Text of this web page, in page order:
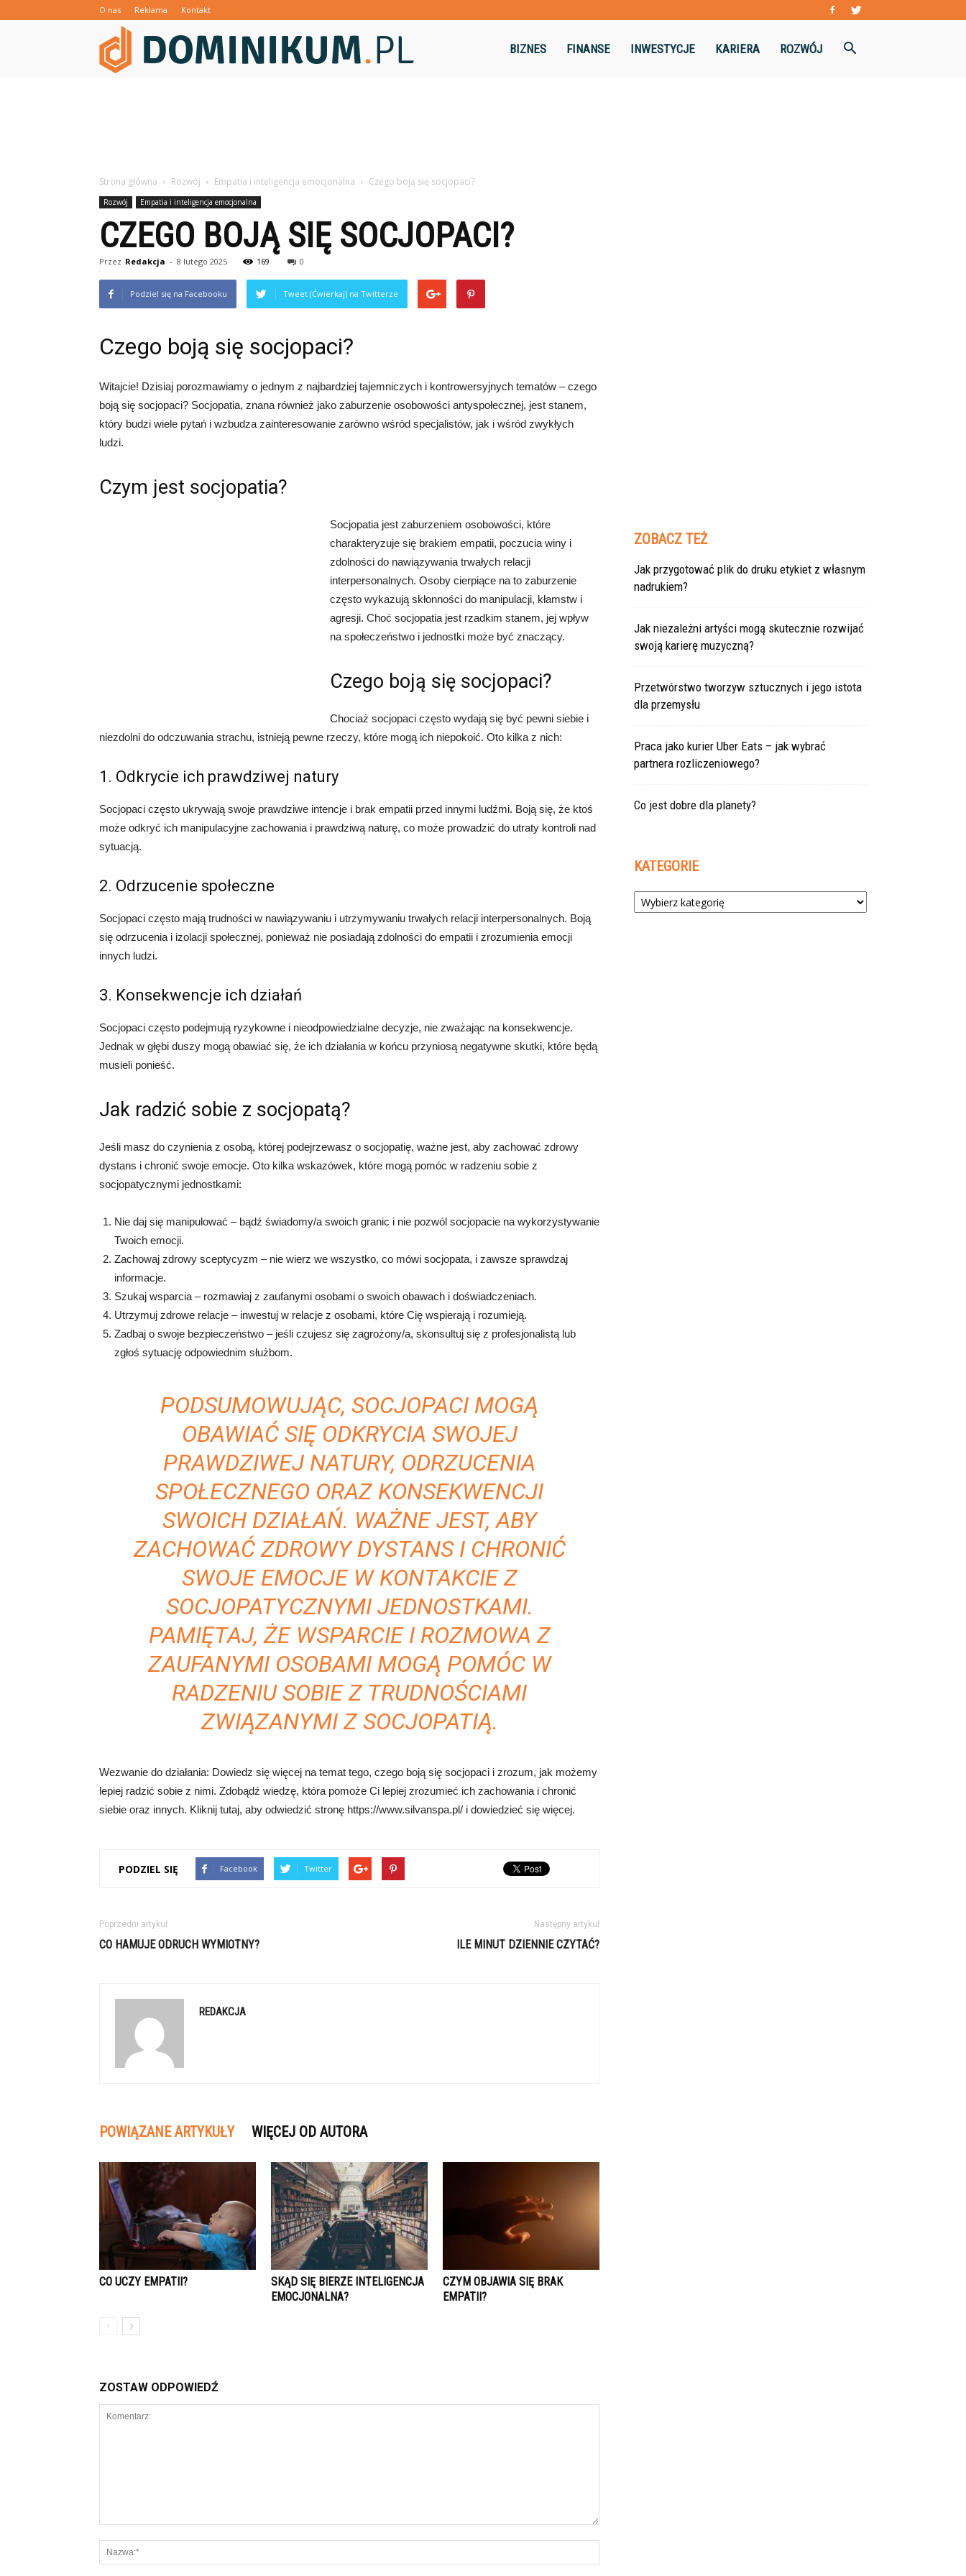
O nas Reklama Kontakt
BIZNES FINANSE INWESTYCJE KARIERA ROZWÓJ
Strona główna Rozwój Empatia i inteligencja emocjonalna Czego boją się socjopaci?
Rozwój Empatia i inteligencja emocjonalna
CZEGO BOJĄ SIĘ SOCJOPACI?
Przez Redakcja - 8 lutego 2025 169 0
Podziel się na Facebooku Tweet (Ćwierkaj) na Twitterze
Czego boją się socjopaci?
Witajcie! Dzisiaj porozmawiamy o jednym z najbardziej tajemniczych i kontrowersyjnych tematów – czego
boją się socjopaci? Socjopatia, znana również jako zaburzenie osobowości antyspołecznej, jest stanem,
który budzi wiele pytań i wzbudza zainteresowanie zarówno wśród specjalistów, jak i wśród zwykłych
ludzi.
Czym jest socjopatia?
Socjopatia jest zaburzeniem osobowości, które
charakteryzuje się brakiem empatii, poczucia winy i
zdolności do nawiązywania trwałych relacji
interpersonalnych. Osoby cierpiące na to zaburzenie
często wykazują skłonności do manipulacji, kłamstw i
agresji. Choć socjopatia jest rzadkim stanem, jej wpływ
na społeczeństwo i jednostki może być znaczący.
Czego boją się socjopaci?
Chociaż socjopaci często wydają się być pewni siebie i
niezdolni do odczuwania strachu, istnieją pewne rzeczy, które mogą ich niepokoić. Oto kilka z nich:
1. Odkrycie ich prawdziwej natury
Socjopaci często ukrywają swoje prawdziwe intencje i brak empatii przed innymi ludźmi. Boją się, że ktoś
może odkryć ich manipulacyjne zachowania i prawdziwą naturę, co może prowadzić do utraty kontroli nad
sytuacją.
2. Odrzucenie społeczne
Socjopaci często mają trudności w nawiązywaniu i utrzymywaniu trwałych relacji interpersonalnych. Boją
się odrzucenia i izolacji społecznej, ponieważ nie posiadają zdolności do empatii i zrozumienia emocji
innych ludzi.
3. Konsekwencje ich działań
Socjopaci często podejmują ryzykowne i nieodpowiedzialne decyzje, nie zważając na konsekwencje.
Jednak w głębi duszy mogą obawiać się, że ich działania w końcu przyniosą negatywne skutki, które będą
musieli ponieść.
Jak radzić sobie z socjopatą?
Jeśli masz do czynienia z osobą, której podejrzewasz o socjopatię, ważne jest, aby zachować zdrowy
dystans i chronić swoje emocje. Oto kilka wskazówek, które mogą pomóc w radzeniu sobie z
socjopatycznymi jednostkami:
Nie daj się manipulować – bądź świadomy/a swoich granic i nie pozwól socjopacie na wykorzystywanie
Twoich emocji.
Zachowaj zdrowy sceptycyzm – nie wierz we wszystko, co mówi socjopata, i zawsze sprawdzaj
informacje.
Szukaj wsparcia – rozmawiaj z zaufanymi osobami o swoich obawach i doświadczeniach.
Utrzymuj zdrowe relacje – inwestuj w relacje z osobami, które Cię wspierają i rozumieją.
Zadbaj o swoje bezpieczeństwo – jeśli czujesz się zagrożony/a, skonsultuj się z profesjonalistą lub
zgłoś sytuację odpowiednim służbom.
PODSUMOWUJĄC, SOCJOPACI MOGĄ
OBAWIAĆ SIĘ ODKRYCIA SWOJEJ
PRAWDZIWEJ NATURY, ODRZUCENIA
SPOŁECZNEGO ORAZ KONSEKWENCJI
SWOICH DZIAŁAŃ. WAŻNE JEST, ABY
ZACHOWAĆ ZDROWY DYSTANS I CHRONIĆ
SWOJE EMOCJE W KONTAKCIE Z
SOCJOPATYCZNYMI JEDNOSTKAMI.
PAMIĘTAJ, ŻE WSPARCIE I ROZMOWA Z
ZAUFANYMI OSOBAMI MOGĄ POMÓC W
RADZENIU SOBIE Z TRUDNOŚCIAMI
ZWIĄZANYMI Z SOCJOPATIĄ.
Wezwanie do działania: Dowiedz się więcej na temat tego, czego boją się socjopaci i zrozum, jak możemy
lepiej radzić sobie z nimi. Zdobądź wiedzę, która pomoże Ci lepiej zrozumieć ich zachowania i chronić
siebie oraz innych. Kliknij tutaj, aby odwiedzić stronę https://www.silvanspa.pl/ i dowiedzieć się więcej.
PODZIEL SIĘ Facebook Twitter
Poprzedni artykuł
CO HAMUJE ODRUCH WYMIOTNY?
Następny artykuł
ILE MINUT DZIENNIE CZYTAĆ?
REDAKCJA
POWIĄZANE ARTYKUŁY WIĘCEJ OD AUTORA
CO UCZY EMPATII?
SKĄD SIĘ BIERZE INTELIGENCJA
EMOCJONALNA?
CZYM OBJAWIA SIĘ BRAK
EMPATII?
ZOSTAW ODPOWIEDŹ
ZOBACZ TEŻ
Jak przygotować plik do druku etykiet z własnym
nadrukiem?
Jak niezależni artyści mogą skutecznie rozwijać
swoją karierę muzyczną?
Przetwórstwo tworzyw sztucznych i jego istota
dla przemysłu
Praca jako kurier Uber Eats – jak wybrać
partnera rozliczeniowego?
Co jest dobre dla planety?
KATEGORIE
Kategorie